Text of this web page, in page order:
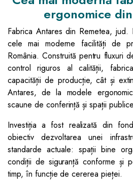
ergonomice
Fabrica Antares din Remetea,
cele mai moderne facilități de
România. Construită pentru fluxuri
control riguros al calității,
capacității de producție, cât și
Antares, de la modele
scaune de conferință și spații
Investiția a fost realizată din
obiectiv dezvoltarea unei
standarde actuale: spații bine
condiții de siguranță conforme și
timp, în funcție de cererea pieței.